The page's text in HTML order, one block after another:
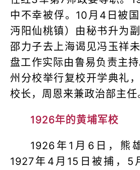
中不幸被俘。10月4日被
沔阳仙桃镇）由秘书升为
邵力子去上海谒见冯玉祥
盘工作实际由鲁易负责主
州分校举行复校开学典礼
校长，周恩来兼政治部主任
1926年的黄埔军校
1926年1月6日，熊
1927年4月15日被捕，5